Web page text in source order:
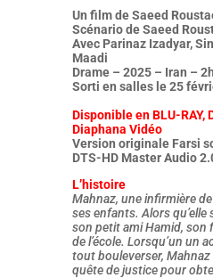
Un film de Saeed
Scénario de Saeed
Avec Parinaz Izadyar,
Maadi
Drame – 2025 – Iran –
Sorti en salles le 25
Disponible en BLU-RAY,
Diaphana Vidéo
Version originale Farsi
DTS-HD Master Audio
L’histoire
Mahnaz, une infirmière
ses enfants. Alors qu’elle
son petit ami Hamid, son
de l’école. Lorsqu’un un
tout bouleverser, Mahnaz
quête de justice pour